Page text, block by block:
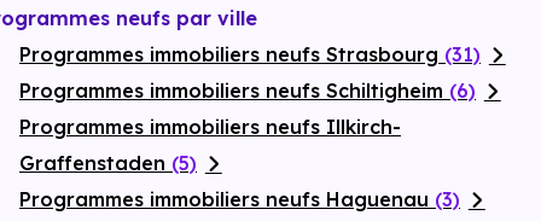
Ressources
Financer
neufs par ville
Programmes immobiliers neufs Strasbourg (31)
Programmes immobiliers neufs Schiltigheim (6)
Programmes immobiliers neufs Illkirch-
Graffenstaden (5)
Programmes immobiliers neufs Haguenau (3)